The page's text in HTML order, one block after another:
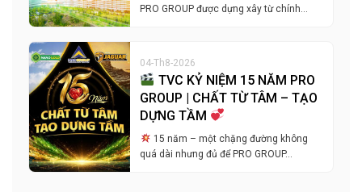
PRO GROUP được dựng xây từ chính…
04-Th8-2026
TVC KỶ NIỆM 15 NĂM PRO
GROUP | CHẤT TỪ TÂM – TẠO
DỰNG TẦM
15 năm – một chặng đường không
quá dài nhưng đủ để PRO GROUP…